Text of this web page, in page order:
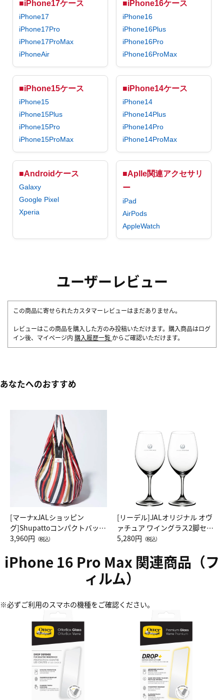
■iPhone17ケース
iPhone17
iPhone17Pro
iPhone17ProMax
iPhoneAir
■iPhone16ケース
iPhone16
iPhone16Plus
iPhone16Pro
iPhone16ProMax
■iPhone15ケース
iPhone15
iPhone15Plus
iPhone15Pro
iPhone15ProMax
■iPhone14ケース
iPhone14
iPhone14Plus
iPhone14Pro
iPhone14ProMax
■Androidケース
Galaxy
Google Pixel
Xperia
■Aplle関連アクセサリ
ー
iPad
AirPods
AppleWatch
ユーザーレビュー
この商品に寄せられたカスタマーレビューはまだありません。
レビューはこの商品を購入した方のみ投稿いただけます。購入商品はログ
イン後、マイページ内 購入履歴一覧 からご確認いただけます。
あなたへのおすすめ
[マーナxJALショッピン
グ]Shupattoコンパクトバッグ
Drop JAL客室乗務員（LC）ス
3,960円 （税込）
[リーデル]JALオリジナル オヴ
ァチュア ワイングラス2脚セッ
ト（レッドワイン）
5,280円 （税込）
iPhone 16 Pro Max 関連商品（フ
ィルム）
※必ずご利用のスマホの機種をご確認ください。